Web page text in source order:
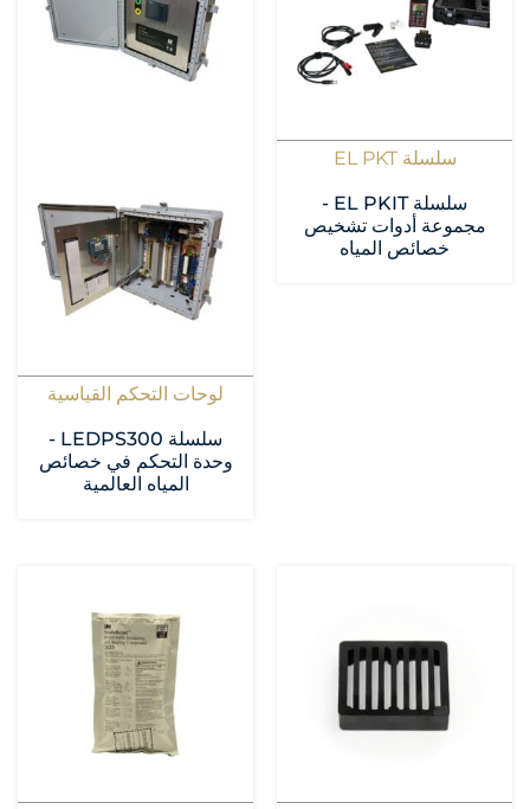
سلسلة EL PKT
سلسلة EL PKIT -
مجموعة أدوات تشخيص
خصائص المياه
لوحات التحكم القياسية
سلسلة LEDPS300 -
وحدة التحكم في خصائص
المياه العالمية